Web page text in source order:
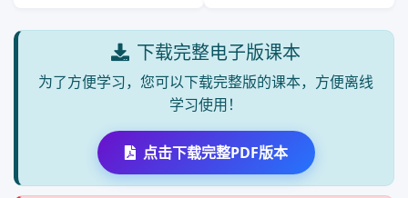
下载完整电子版课本
为了方便学习，您可以下载完整版的课本，方便离线
学习使用！
点击下载完整PDF版本